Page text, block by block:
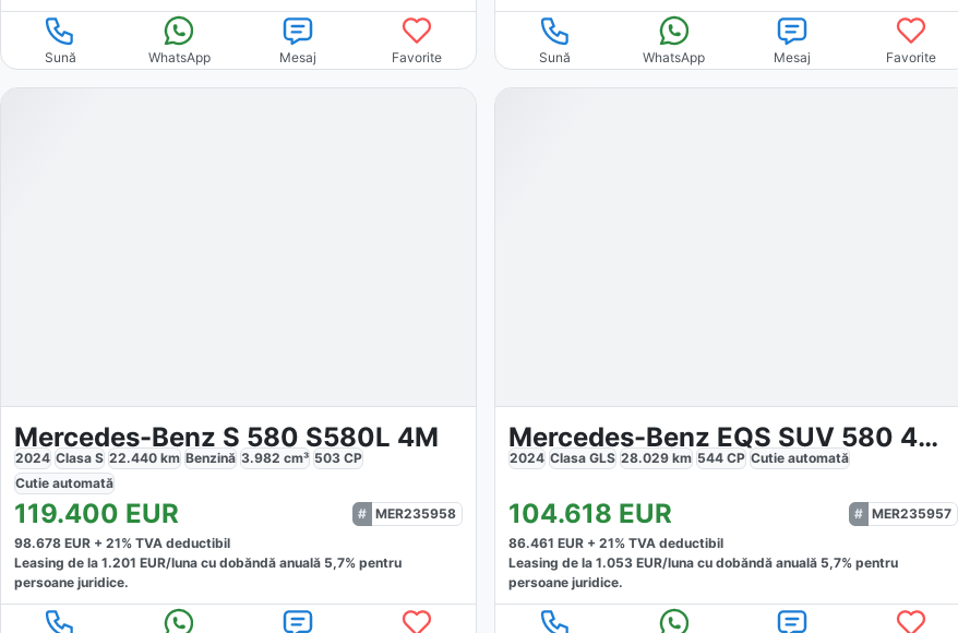
Sună WhatsApp Mesaj Favorite Sună WhatsApp Mesaj Favorite
Mercedes-Benz S 580 S580L 4M
2024 Clasa S 22.440 km Benzină 3.982 cm³ 503 CP
Cutie automată
119.400 EUR
MER235958
98.678 EUR + 21% TVA deductibil
Leasing de la 1.201 EUR/luna cu dobăndă anuală 5,7% pentru
persoane juridice.
Mercedes-Benz EQS SUV 580 4Matic AMG
2024 Clasa GLS 28.029 km 544 CP Cutieautomată
104.618 EUR
MER235957
86.461 EUR +21% TVA deductibil
Leasing de la1.053 EUR/luna cu dobăndă anuală 5,7% pentru
persoane juridice.